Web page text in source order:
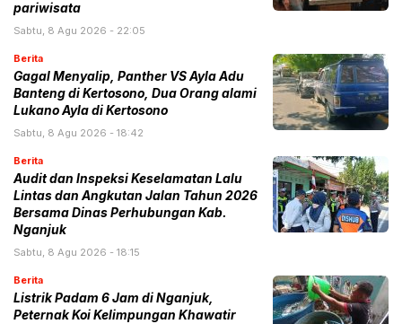
pariwisata
Sabtu, 8 Agu 2026 - 22:05
Berita
Gagal Menyalip, Panther VS Ayla Adu
Banteng di Kertosono, Dua Orang alami
Lukano Ayla di Kertosono
Sabtu, 8 Agu 2026 - 18:42
Berita
Audit dan Inspeksi Keselamatan Lalu
Lintas dan Angkutan Jalan Tahun 2026
Bersama Dinas Perhubungan Kab.
Nganjuk
Sabtu, 8 Agu 2026 - 18:15
Berita
Listrik Padam 6 Jam di Nganjuk,
Peternak Koi Kelimpungan Khawatir